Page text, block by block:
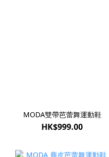
MODA雙帶芭蕾舞運動鞋
HK$999.00